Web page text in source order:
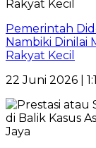
Pemerintah
Nambiki Dinilai
Rakyat Kecil
22 Juni 2026 |